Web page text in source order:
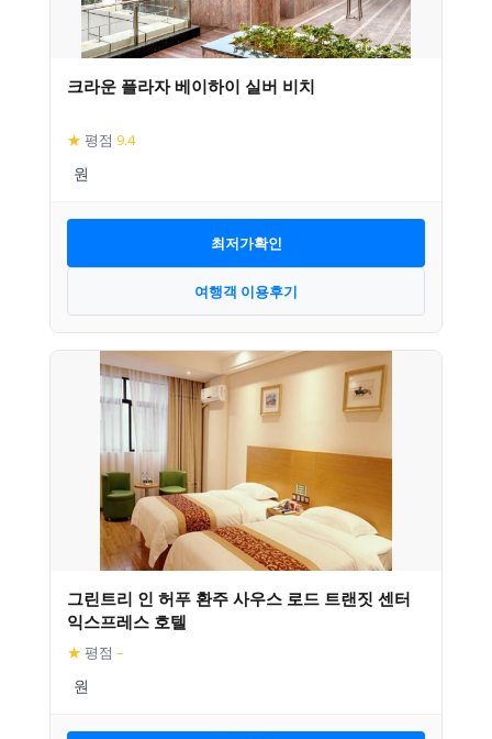
크라운 플라자 베이하이 실버 비치
★ 평점 9.4
최저가확인
여행객 이용후기
그린트리 인 허푸 환주 사우스 로드 트랜짓 센터
익스프레스 호텔
★ 평점 –